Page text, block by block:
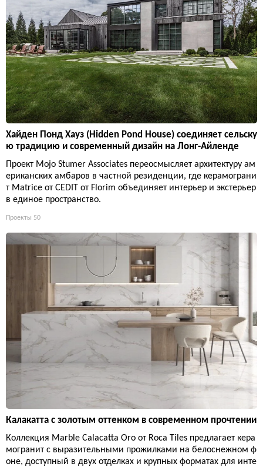
Хайден Понд Хауз (Hidden Pond House) соединяет сельску
ю традицию и современный дизайн на Лонг-Айленде
Проект Mojo Stumer Associates переосмысляет архитектуру ам
ериканских амбаров в частной резиденции, где керамограни
т Matrice от CEDIT от Florim объединяет интерьер и экстерьер
в единое пространство.
Проекты 50
Калакатта с золотым оттенком в современном прочтении
Коллекция Marble Calacatta Oro от Roca Tiles предлагает кера
могранит с выразительными прожилками на белоснежном ф
оне, доступный в двух отделках и крупных форматах для инте